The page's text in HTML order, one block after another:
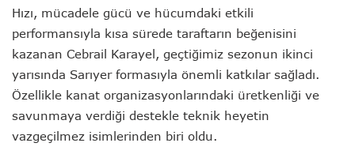
Hızı, mücadele gücü ve hücumdaki etkili
performansıyla kısa sürede taraftarın beğenisini
kazanan Cebrail Karayel, geçtiğimiz sezonun ikinci
yarısında Sarıyer formasıyla önemli katkılar sağladı.
Özellikle kanat organizasyonlarındaki üretkenliği ve
savunmaya verdiği destekle teknik heyetin
vazgeçilmez isimlerinden biri oldu.